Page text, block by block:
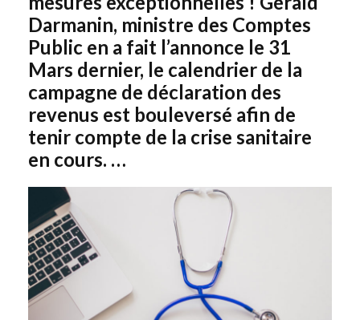
Darmanin, ministre des Comptes
Public en a fait l’annonce le 31
Mars dernier, le calendrier de la
campagne de déclaration des
revenus est bouleversé afin de
tenir compte de la crise sanitaire
en cours. …